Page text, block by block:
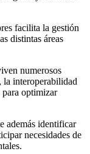
facilita la gestión
distintas áreas
numerosos
la interoperabilidad
para optimizar
además identificar
necesidades de